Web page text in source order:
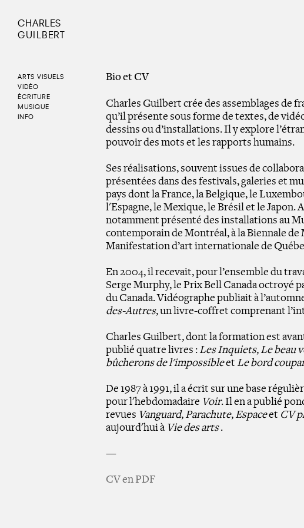
CHARLES
GUILBERT
ARTS VISUELS
VIDÉO
ÉCRITURE
MUSIQUE
INFO
Bio et CV
Charles Guilbert crée des assemblages de
qu’il présente sous forme de textes, de
dessins ou d’installations. Il y explore
pouvoir des mots et les rapports humains.
Ses réalisations, souvent issues de
présentées dans des festivals, galeries et
pays dont la France, la Belgique, le
l'Espagne, le Mexique, le Brésil et le Japon.
notamment présenté des installations au
contemporain de Montréal, à la Biennale de
Manifestation d’art internationale de
En 2004, il recevait, pour l’ensemble du
Serge Murphy, le Prix Bell Canada octroyé
du Canada. Vidéographe publiait à
des-Autres, un livre-coffret comprenant
Charles Guilbert, dont la formation est
publié quatre livres :Les Inquiets,Le beau
bûcherons de l'impossibleet Le bord
De 1987 à 1991, il a écrit sur une base
pour l'hebdomadaire Voir. Il en a publié
revues Vanguard,Parachute,Espaceet CV
aujourd'hui àVie des arts.
—
CV en PDF